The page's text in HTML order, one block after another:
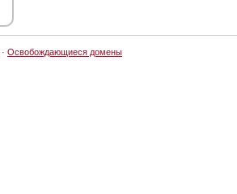
· Освобождающиеся домены